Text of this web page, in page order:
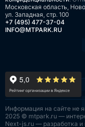
Московская область,
ул. Западная, стр. 100
+7 (495) 477-37-04
INFO@MTPARK.RU
Информация на сайте не
2025 © mtpark.ru —
Next-js.ru — разработка и